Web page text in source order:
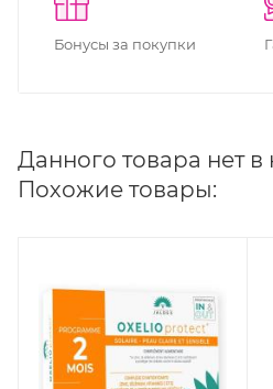
Бонусы за покупки
Данного товара нет в
Похожие товары: